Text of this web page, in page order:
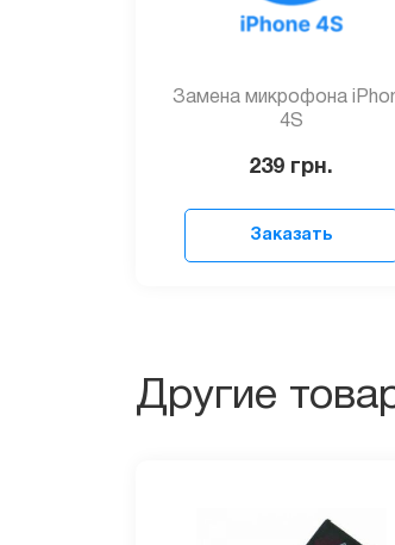
Замена микрофона
4S
239 грн.
Заказать
Другие